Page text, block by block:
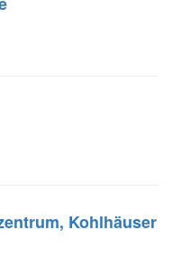
Kohlhäuser